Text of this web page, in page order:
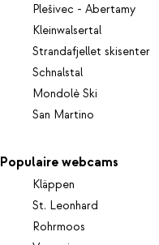
Plešivec - Abertamy
Kleinwalsertal
Strandafjellet skisenter
Schnalstal
Mondolè Ski
San Martino
Populaire webcams
Kläppen
St. Leonhard
Rohrmoos